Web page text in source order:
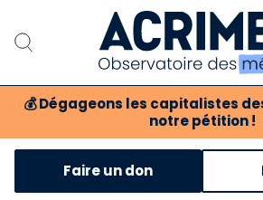
💰 Dégageons les capitalistes
notre pétition !
Notre association
Notre critique des
Faire un don